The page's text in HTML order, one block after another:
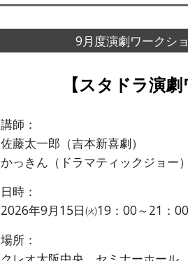
9月度演劇ワークシ
【スタドラ演劇
講師：
佐藤太一郎（吉本新喜劇）
かっきん（ドラマティックジョー）
日時：
2026年9月15日㈫19：00～21：00
場所：